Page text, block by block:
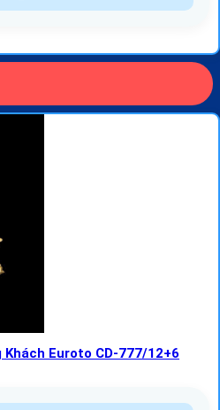
Khách Euroto CD-777/12+6